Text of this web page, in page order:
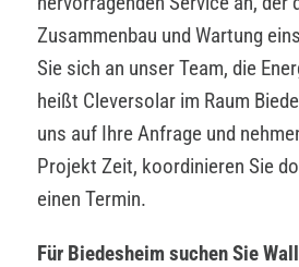
Zusammenbau und Wartung
Sie sich an unser Team, die
heißt Cleversolar im Raum
uns auf Ihre Anfrage und
Projekt Zeit, koordinieren Sie
einen Termin.
Für Biedesheim suchen Sie